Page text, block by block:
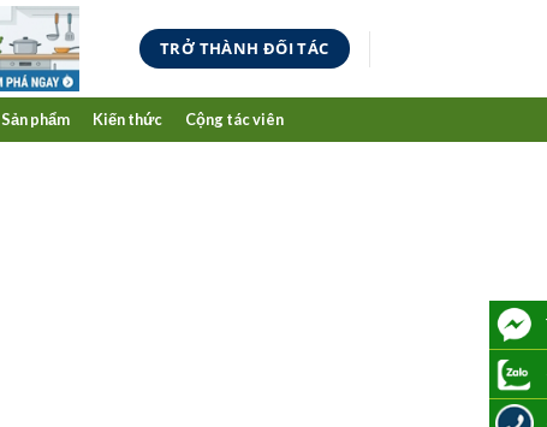
TRỞ THÀNH ĐỐI TÁC
Sản phẩm Kiến thức Cộng tác viên